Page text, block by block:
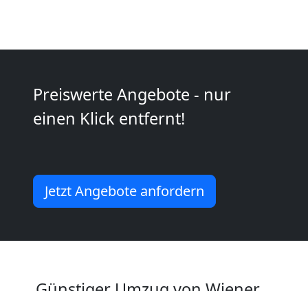
Preiswerte Angebote - nur
einen Klick entfernt!
Jetzt Angebote anfordern
Wiener
Neustadt
Mann
+